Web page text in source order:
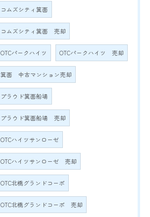
コムズシティ箕面
コムズシティ箕面 売却
OTCパークハイツ OTCパークハイツ 売却
箕面 中古マンション売却
プラウド箕面船場
プラウド箕面船場 売却
OTCハイツサンローゼ
OTCハイツサンローゼ 売却
OTC北橋グランドコーポ
OTC北橋グランドコーポ 売却